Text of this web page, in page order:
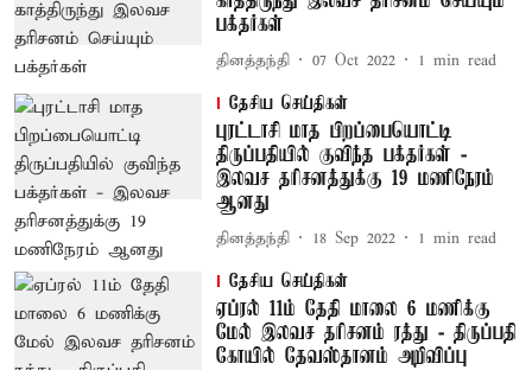
பக்தர்கள்
தினத்தந்தி 07 Oct 2022 1 min read
தேசிய செய்திகள்
புரட்டாசி மாத பிறப்பையொட்டி
திருப்பதியில் குவிந்த பக்தர்கள் -
இலவச தரிசனத்துக்கு 19 மணிநேரம்
ஆனது
தினத்தந்தி 18 Sep 2022 1 min read
தேசிய செய்திகள்
ஏப்ரல் 11ம் தேதி மாலை 6 மணிக்கு
மேல் இலவச தரிசனம் ரத்து - திருப்பதி
கோயில் தேவஸ்தானம் அறிவிப்பு